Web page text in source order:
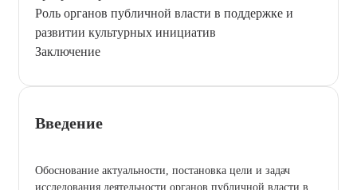
Роль органов публичной власти в поддержке и
развитии культурных инициатив
Заключение
Введение
Обоснование актуальности, постановка цели и задач
исследования деятельности органов публичной власти в